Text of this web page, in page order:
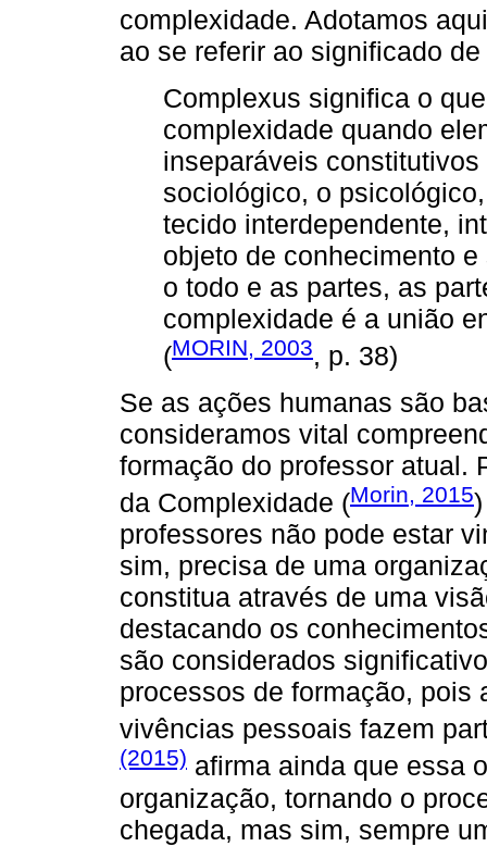
complexidade. Adotamos
ao se referir ao significado
Complexus significa o
complexidade quando
inseparáveis
sociológico, o
tecido interdependente,
objeto de conhecimento
o todo e as partes, as
complexidade é a união
(MORIN, 2003, p. 38)
Se as ações humanas são
consideramos vital
formação do professor atual.
da Complexidade (Morin, 2015
professores não pode estar
sim, precisa de uma
constitua através de uma
destacando os
são considerados
processos de formação, pois
vivências pessoais fazem
(2015) afirma ainda que essa
organização, tornando o
chegada, mas sim, sempre